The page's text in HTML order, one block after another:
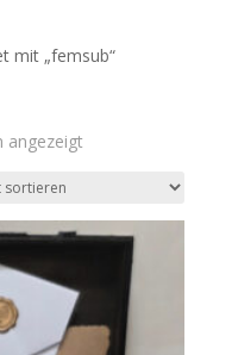
mit „femsub“
angezeigtNach